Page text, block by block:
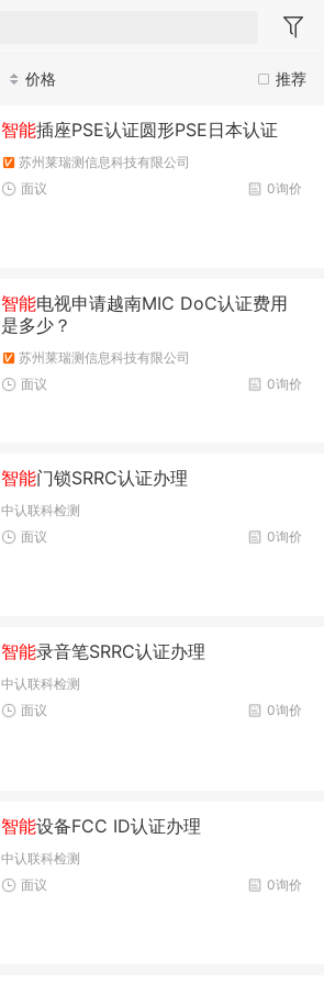
推荐
价格
智能插座PSE认证圆形PSE日本认证
苏州莱瑞测信息科技有限公司
0询价
面议
智能电视申请越南MIC DoC认证费用
是多少？
苏州莱瑞测信息科技有限公司
0询价
面议
智能门锁SRRC认证办理
中认联科检测
0询价
面议
智能录音笔SRRC认证办理
中认联科检测
0询价
面议
智能设备FCC ID认证办理
中认联科检测
0询价
面议